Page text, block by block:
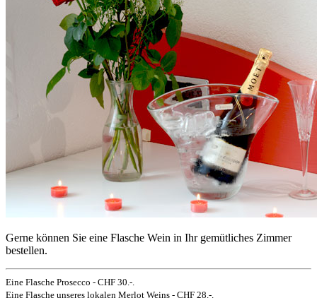
Gerne können Sie eine Flasche Wein in Ihr gemütliches Zimmer
bestellen.
Eine Flasche Prosecco - CHF 30.-.
Eine Flasche unseres lokalen Merlot Weins - CHF 28.-.